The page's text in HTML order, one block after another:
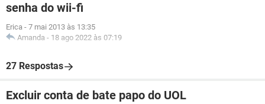
senha do wii-fi
Erica - 7 mai 2013 às 13:35
Amanda - 18 ago 2022 às 07:19
27 Respostas
Excluir conta de bate papo do UOL